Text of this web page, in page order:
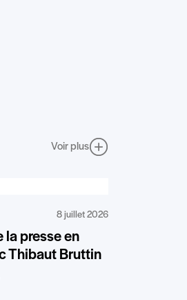
Voir plus
8 juillet 2026
la presse en
Thibaut Bruttin